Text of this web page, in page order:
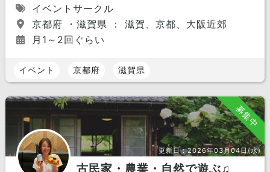
イベントサークル
京都府 ・滋賀県 ： 滋賀、京都、大阪近郊
月1～2回ぐらい
イベント 京都府 滋賀県
募集中
更新日：2026年03月04日(水)
古民家・農業・自然で遊ぶ♫